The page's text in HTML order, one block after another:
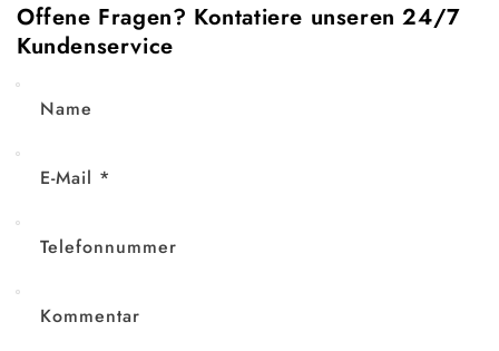
Offene Fragen? Kontatiere unseren 24/7
Kundenservice
Name
E-Mail *
Telefonnummer
Kommentar